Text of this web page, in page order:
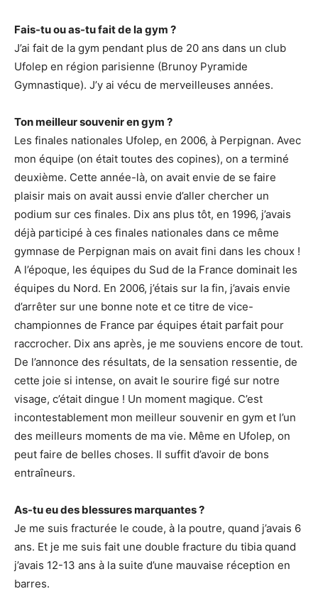
Fais-tu ou as-tu fait de la gym ?
J’ai fait de la gym pendant plus de 20 ans dans un club
Ufolep en région parisienne (Brunoy Pyramide
Gymnastique). J’y ai vécu de merveilleuses années.
Ton meilleur souvenir en gym ?
Les finales nationales Ufolep, en 2006, à Perpignan. Avec
mon équipe (on était toutes des copines), on a terminé
deuxième. Cette année-là, on avait envie de se faire
plaisir mais on avait aussi envie d’aller chercher un
podium sur ces finales. Dix ans plus tôt, en 1996, j’avais
déjà participé à ces finales nationales dans ce même
gymnase de Perpignan mais on avait fini dans les choux !
A l’époque, les équipes du Sud de la France dominait les
équipes du Nord. En 2006, j’étais sur la fin, j’avais envie
d’arrêter sur une bonne note et ce titre de vice-
championnes de France par équipes était parfait pour
raccrocher. Dix ans après, je me souviens encore de tout.
De l’annonce des résultats, de la sensation ressentie, de
cette joie si intense, on avait le sourire figé sur notre
visage, c’était dingue ! Un moment magique. C’est
incontestablement mon meilleur souvenir en gym et l’un
des meilleurs moments de ma vie. Même en Ufolep, on
peut faire de belles choses. Il suffit d’avoir de bons
entraîneurs.
As-tu eu des blessures marquantes ?
Je me suis fracturée le coude, à la poutre, quand j’avais 6
ans. Et je me suis fait une double fracture du tibia quand
j’avais 12-13 ans à la suite d’une mauvaise réception en
barres.